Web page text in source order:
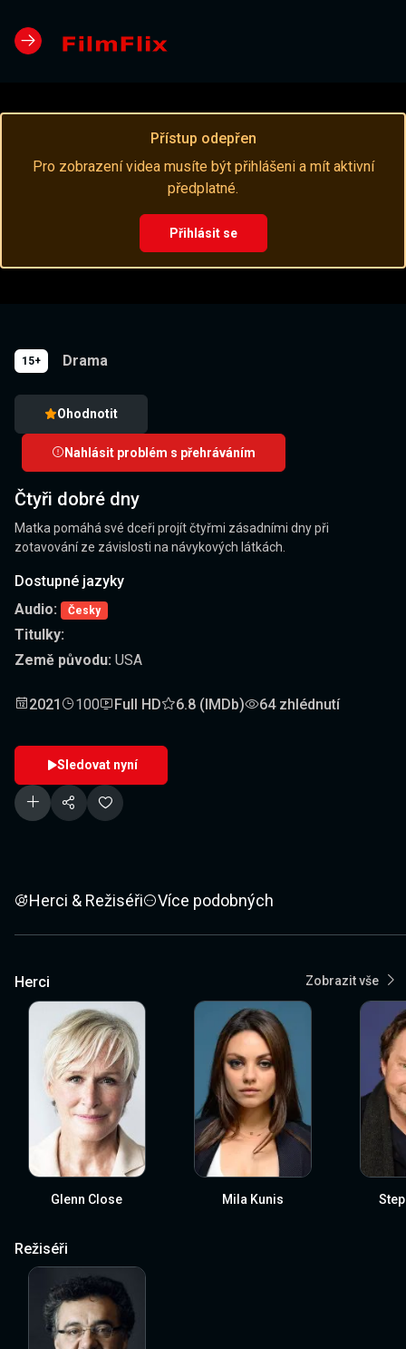
Přístup odepřen
Pro zobrazení videa musíte být přihlášeni a mít aktivní
předplatné.
Přihlásit se
15+ Drama
Ohodnotit
Nahlásit problém s přehráváním
Čtyři dobré dny
Matka pomáhá své dceři projít čtyřmi zásadními dny při
zotavování ze závislosti na návykových látkách.
Dostupné jazyky
Audio:
Česky
Titulky:
Země původu: USA
2021 100 Full HD 6.8 (IMDb) 64 zhlédnutí
Sledovat nyní
Herci & Režiséři Více podobných
Herci Zobrazit vše
Glenn Close Mila Kunis
Režiséři